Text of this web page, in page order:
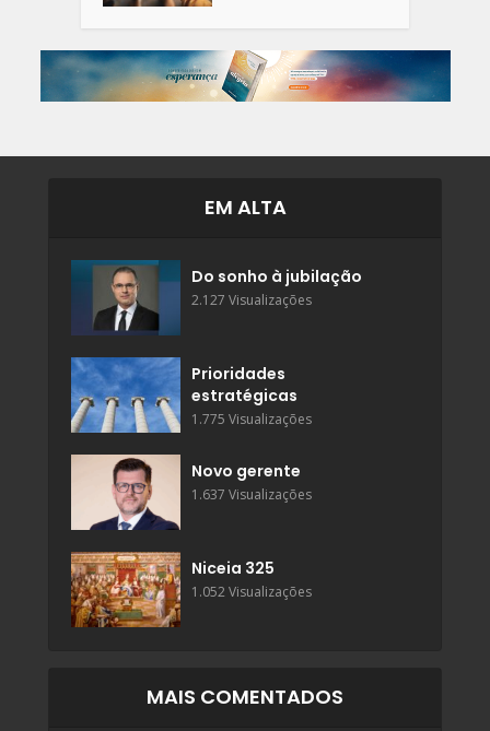
EM ALTA
Do sonho à jubilação
2.127 Visualizações
Prioridades
estratégicas
1.775 Visualizações
Novo gerente
1.637 Visualizações
Niceia 325
1.052 Visualizações
MAIS COMENTADOS